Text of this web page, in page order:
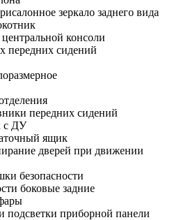
зеркало заднего вида
консоли
передних сидений
передних сидений
с ДУ
ящик
дверей при движении
безопасности
боковые задние
подсветки приборной панели